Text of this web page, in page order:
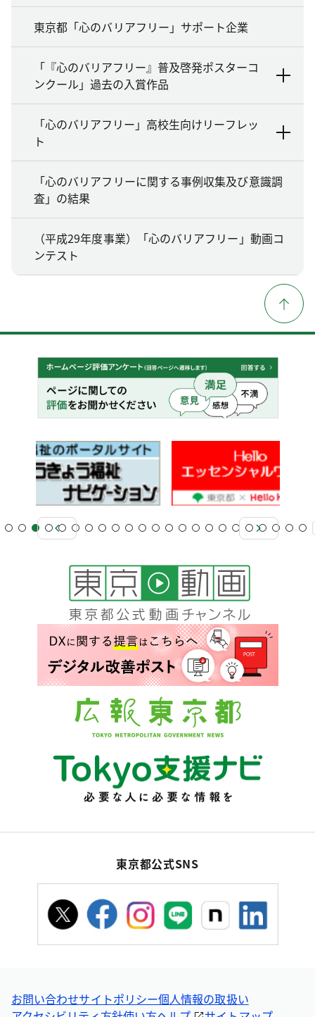
東京都「心のバリアフリー」サポート企業
「『心のバリアフリー』普及啓発ポスターコ
ンクール」過去の入賞作品
「心のバリアフリー」高校生向けリーフレッ
ト
「心のバリアフリーに関する事例収集及び意識調
査」の結果
（平成29年度事業）「心のバリアフリー」動画コ
ンテスト
東京都公式SNS
お問い合わせサイトポリシー個人情報の取扱い